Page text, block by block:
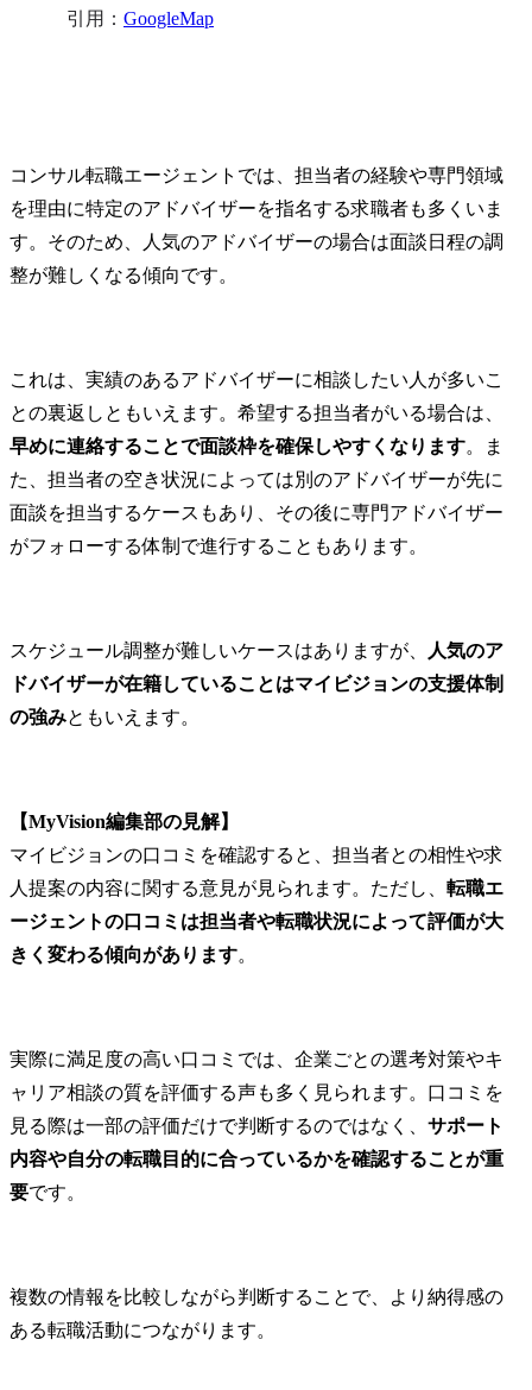
引用： GoogleMap
コンサル転職エージェントでは、担当者の経験や専門領域
を理由に特定のアドバイザーを指名する求職者も多くいま
す。そのため、人気のアドバイザーの場合は面談日程の調
整が難しくなる傾向です。
これは、実績のあるアドバイザーに相談したい人が多いこ
との裏返しともいえます。希望する担当者がいる場合は、
早めに連絡することで面談枠を確保しやすくなります。ま
た、担当者の空き状況によっては別のアドバイザーが先に
面談を担当するケースもあり、その後に専門アドバイザー
がフォローする体制で進行することもあります。
スケジュール調整が難しいケースはありますが、
人気のア
ドバイザーが在籍していることはマイビジョンの支援体制
の強みともいえます。
【MyVision編集部の見解】
マイビジョンの口コミを確認すると、担当者との相性や求
人提案の内容に関する意見が見られます。ただし、 転職エ
ージェントの口コミは担当者や転職状況によって評価が大
きく変わる傾向があります。
実際に満足度の高い口コミでは、企業ごとの選考対策やキ
ャリア相談の質を評価する声も多く見られます。口コミを
見る際は一部の評価だけで判断するのではなく、 サポート
内容や自分の転職目的に合っているかを確認することが重
要です。
複数の情報を比較しながら判断することで、より納得感の
ある転職活動につながります。